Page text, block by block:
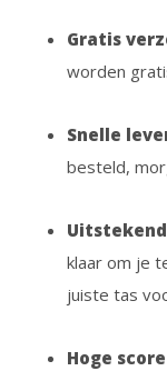
Gratis
worden
Snelle
besteld,
klaar om je
juiste tas
Hoge